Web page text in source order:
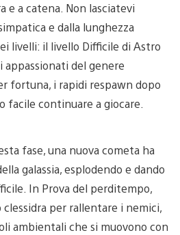
e a catena. Non lasciatevi
e dalla lunghezza
livelli: il livello Difficile di Astro
appassionati del genere
fortuna, i rapidi respawn dopo
facile continuare a giocare.
fase, una nuova cometa ha
galassia, esplodendo e dando
In Prova del perditempo,
per rallentare i nemici,
ambientali che si muovono con